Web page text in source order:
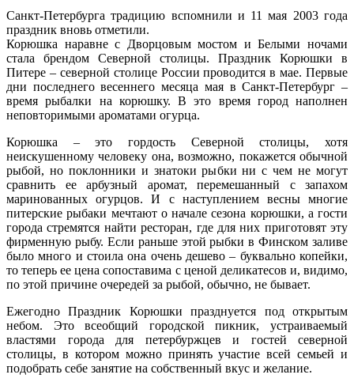
Санкт-Петербурга традицию вспомнили и 11 мая 2003 года
праздник вновь отметили.
Корюшка наравне с Дворцовым мостом и Белыми ночами
стала брендом Северной столицы. Праздник Корюшки в
Питере – северной столице России проводится в мае. Первые
дни последнего весеннего месяца мая в Санкт-Петербург –
время рыбалки на корюшку. В это время город наполнен
неповторимыми ароматами огурца.
Корюшка – это гордость Северной столицы, хотя
неискушенному человеку она, возможно, покажется обычной
рыбой, но поклонники и знатоки рыбки ни с чем не могут
сравнить ее арбузный аромат, перемешанный с запахом
маринованных огурцов. И с наступлением весны многие
питерские рыбаки мечтают о начале сезона корюшки, а гости
города стремятся найти ресторан, где для них приготовят эту
фирменную рыбу. Если раньше этой рыбки в Финском заливе
было много и стоила она очень дешево – буквально копейки,
то теперь ее цена сопоставима с ценой деликатесов и, видимо,
по этой причине очередей за рыбой, обычно, не бывает.
Ежегодно Праздник Корюшки празднуется под открытым
небом. Это всеобщий городской пикник, устраиваемый
властями города для петербуржцев и гостей северной
столицы, в котором можно принять участие всей семьей и
подобрать себе занятие на собственный вкус и желание.